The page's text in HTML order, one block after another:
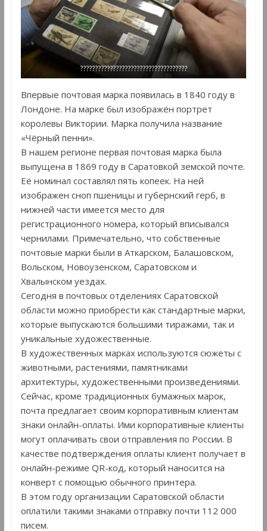
????????????????????????????????????
Впервые почтовая марка появилась в 1840 году в
Лондоне. На марке был изображён портрет
королевы Виктории. Марка получила название
«Чёрный пенни».
В нашем регионе первая почтовая марка была
выпущена в 1869 году в Саратовкой земской почте.
Её номинал составлял пять копеек. На ней
изображен сноп пшеницы и губернский герб, в
нижней части имеется место для
регистрационного номера, который вписывался
чернилами. Примечательно, что собственные
почтовые марки были в Аткарском, Балашовском,
Вольском, Новоузенском, Саратовском и
Хвалынском уездах.
Сегодня в почтовых отделениях Саратовской
области можно приобрести как стандартные марки,
которые выпускаются большими тиражами, так и
уникальные художественные.
В художественных марках используются сюжеты с
животными, растениями, памятниками
архитектуры, художественными произведениями.
Сейчас, кроме традиционных бумажных марок,
почта предлагает своим корпоративным клиентам
знаки онлайн-оплаты. Ими корпоративные клиенты
могут оплачивать свои отправления по России. В
качестве подтверждения оплаты клиент получает в
онлайн-режиме QR-код, который наносится на
конверт с помощью обычного принтера.
В этом году организации Саратовской области
оплатили такими знаками отправку почти 112 000
писем.